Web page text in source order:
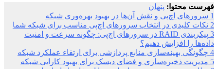
فهرست محتوا: پنهان
1 سرورهای اچ‌پی و نقش آن‌ها در بهبود بهره‌وری شبکه
2 نکات کلیدی در انتخاب سرورهای اچ‌پی مناسب برای شبکه شما
3
پیکربندی RAID در سرورهای اچ‌پی: چگونه سرعت و امنیت
داده‌ها را افزایش دهیم؟
4 چگونگی بهینه‌سازی منابع پردازشی برای ارتقاء عملکرد شبکه
5 مدیریت ذخیره‌سازی و فضای دیسک برای بهبود کارایی شبکه